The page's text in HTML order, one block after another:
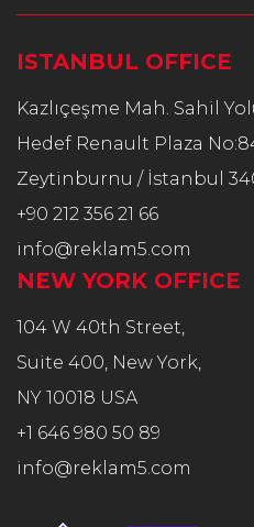
ISTANBUL OFFICE
Kazlıçeşme Mah. Sahil
Hedef Renault Plaza
Zeytinburnu / İstanbul
+90 212 356 21 66
info@reklam5.com
NEW YORK OFFICE
104 W 40th Street,
Suite 400, New York,
NY 10018 USA
+1 646 980 50 89
info@reklam5.com